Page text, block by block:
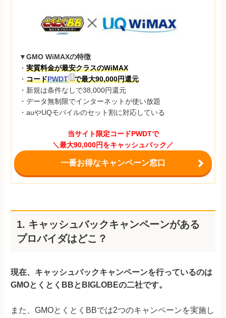
▼GMO WiMAXの特徴
・ 実質料金が最安クラスのWiMAX
・ コードPWDT
で最大90,000円還元
・新規は条件なしで38,000円還元
・データ無制限でインターネットが使い放題
・auやUQモバイルのセット割に対応している
当サイト限定コードPWDTで
＼最大90,000円をキャッシュバック／
一番お得なキャンペーン窓口
1. キャッシュバックキャンペーンがある
プロバイダはどこ？
現在、キャッシュバックキャンペーンを行っているのは
GMOとくとくBBとBIGLOBEの二社です。
また、GMOとくとくBBでは2つのキャンペーンを実施し